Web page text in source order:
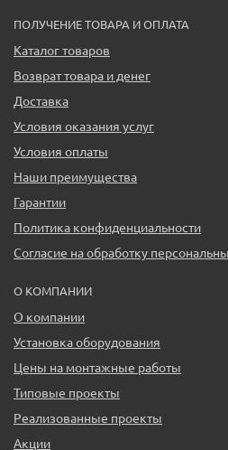
ПОЛУЧЕНИЕ ТОВАРА И ОПЛАТА
Каталог товаров
Возврат товара и денег
Доставка
Условия оказания услуг
Условия оплаты
Наши преимущества
Гарантии
Политика конфиденциальности
Согласие на обработку
О КОМПАНИИ
О компании
Установка оборудования
Цены на монтажные работы
Типовые проекты
Реализованные проекты
Акции